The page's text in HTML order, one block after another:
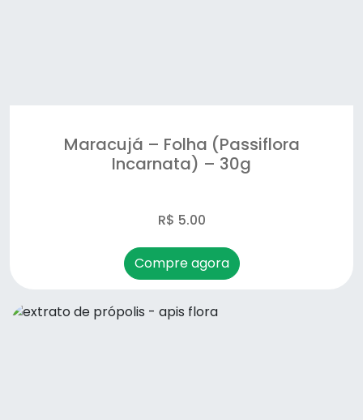
Maracujá – Folha (Passiflora
Incarnata) – 30g
R$ 5.00
Compre agora